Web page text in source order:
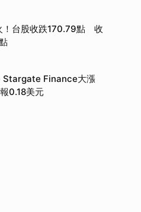
！台股收跌170.79點 收
Stargate Finance大漲
0.18美元